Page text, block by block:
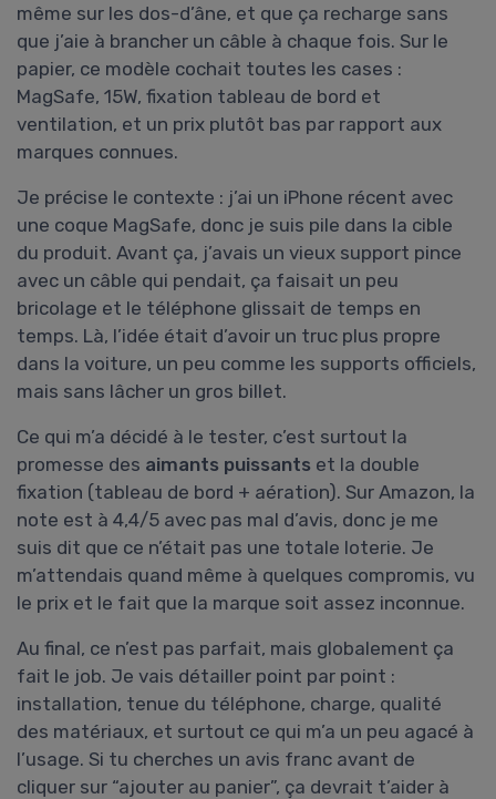
même sur les dos-d’âne, et que ça recharge sans
que j’aie à brancher un câble à chaque fois. Sur le
papier, ce modèle cochait toutes les cases :
MagSafe, 15W, fixation tableau de bord et
ventilation, et un prix plutôt bas par rapport aux
marques connues.
Je précise le contexte : j’ai un iPhone récent avec
une coque MagSafe, donc je suis pile dans la cible
du produit. Avant ça, j’avais un vieux support pince
avec un câble qui pendait, ça faisait un peu
bricolage et le téléphone glissait de temps en
temps. Là, l’idée était d’avoir un truc plus propre
dans la voiture, un peu comme les supports officiels,
mais sans lâcher un gros billet.
Ce qui m’a décidé à le tester, c’est surtout la
promesse des aimants puissants et la double
fixation (tableau de bord + aération). Sur Amazon, la
note est à 4,4/5 avec pas mal d’avis, donc je me
suis dit que ce n’était pas une totale loterie. Je
m’attendais quand même à quelques compromis, vu
le prix et le fait que la marque soit assez inconnue.
Au final, ce n’est pas parfait, mais globalement ça
fait le job. Je vais détailler point par point :
installation, tenue du téléphone, charge, qualité
des matériaux, et surtout ce qui m’a un peu agacé à
l’usage. Si tu cherches un avis franc avant de
cliquer sur “ajouter au panier”, ça devrait t’aider à